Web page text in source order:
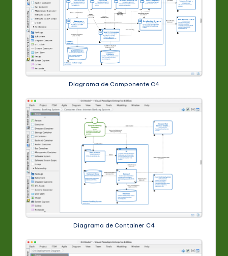
Diagrama de Componente C4
Diagrama de Container C4